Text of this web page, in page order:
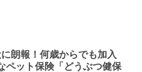
朗報！何歳からでも加入
ペット保険「どうぶつ健保